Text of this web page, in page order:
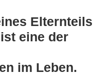
Elternteils
eine der
im Leben.